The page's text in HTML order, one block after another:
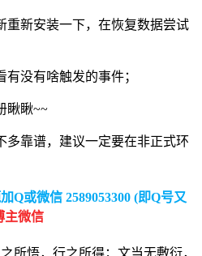
重新安装一下，在恢复数据尝试
没有啥触发的事件；
瞅瞅~~
多靠谱，建议一定要在非正式环
Q或微信 2589053300 (即Q号又
主微信